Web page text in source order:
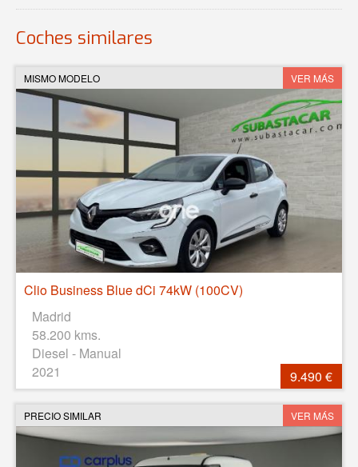
Coches similares
MISMO MODELO VER MÁS
Clio Business Blue dCi 74kW (100CV)
Madrid
58.200 kms.
Diesel - Manual
2021
9.490 €
PRECIO SIMILAR VER MÁS